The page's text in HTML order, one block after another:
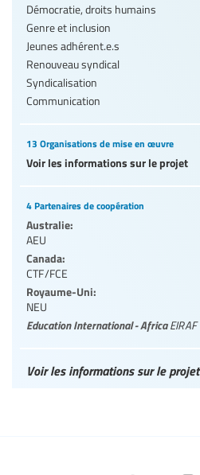
Démocratie, droits humains
Genre et inclusion
Jeunes adhérent.e.s
Renouveau syndical
Syndicalisation
Communication
13 Organisations de mise en œuvre
Voir les informations sur le projet
4 Partenaires de coopération
Australie:
AEU
Canada:
CTF/FCE
Royaume-Uni:
NEU
Education International - AfricaEIRAF
Voir les informations sur le projet